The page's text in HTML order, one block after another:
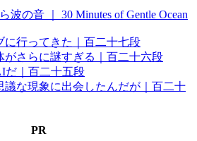
波の音 ｜ 30 Minutes of Gentle Ocean
に行ってきた｜百二十七段
がさらに謎すぎる｜百二十六段
だ｜百二十五段
議な現象に出会したんだが｜百二十
PR